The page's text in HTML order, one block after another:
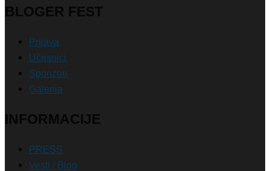
BLOGER FEST
Prijava
Učesnici
Sponzori
Galerija
INFORMACIJE
PRESS
Vesti / Blog